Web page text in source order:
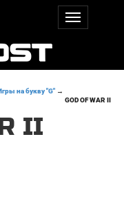
на букву "G"→
GOD OF WAR II
II